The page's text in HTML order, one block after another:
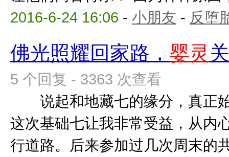
2016-6-24 16:06 - 小朋友 - 反堕
佛光照耀回家路， 婴灵
5 个回复 - 3363 次查看
说起和地藏七的缘分，真正
这次基础七让我非常受益，从内
行道路。后来参加过几次周末的